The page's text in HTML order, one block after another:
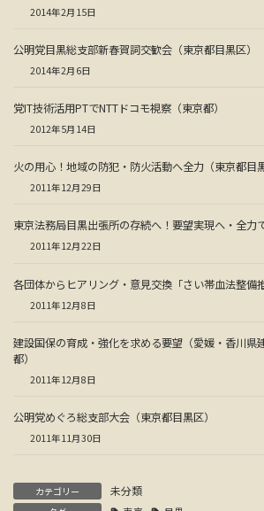
2014年2月15日
公明党目黒総支部新春賀詞交歓会（東京都目黒区）
2014年2月6日
党IT技術活用PTでNTTドコモ視察（東京都）
2012年5月14日
火の用心！地域の防犯・防火活動へ全力（東京都目黒
2011年12月29日
東京法務局目黒出張所の存続へ！要望実現へ・全力
2011年12月22日
各団体からヒアリング・意見交換「さい帯血法整備
2011年12月8日
建設国保の育成・強化を求める要望（愛媛・香川県
都）
2011年12月8日
公明党めぐろ総支部大会（東京都目黒区）
2011年11月30日
カテゴリー 未分類